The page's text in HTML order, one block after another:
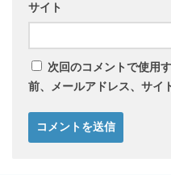
サイト
次回のコメントで使用
前、メールアドレス、サイ